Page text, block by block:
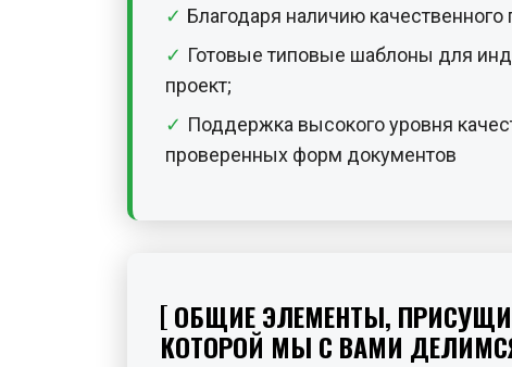
Благодаря наличию
Готовые типовые шаблоны для
проект;
Поддержка высокого уровня
проверенных форм документов
ОБЩИЕ ЭЛЕМЕНТЫ,
КОТОРОЙ МЫ С ВАМИ